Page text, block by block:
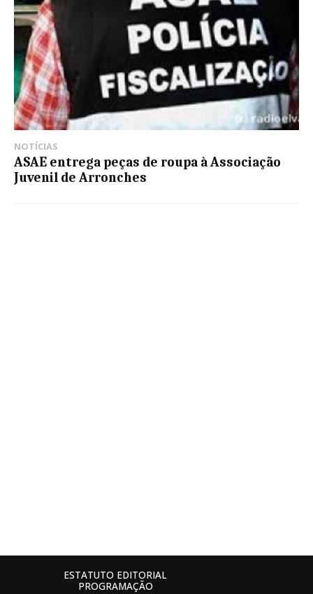
NOTÍCIAS
ASAE entrega peças de roupa à Associação
Juvenil de Arronches
ESTATUTO EDITORIAL
PROGRAMAÇÃO